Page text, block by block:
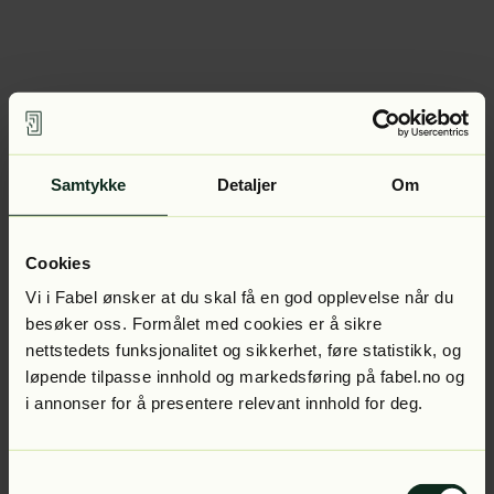
Samtykke Detaljer Om
Cookies
Vi i Fabel ønsker at du skal få en god opplevelse når du
besøker oss. Formålet med cookies er å sikre
nettstedets funksjonalitet og sikkerhet, føre statistikk, og
løpende tilpasse innhold og markedsføring på fabel.no og
i annonser for å presentere relevant innhold for deg.